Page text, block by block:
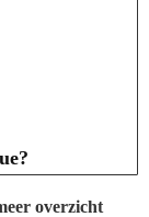
overzicht